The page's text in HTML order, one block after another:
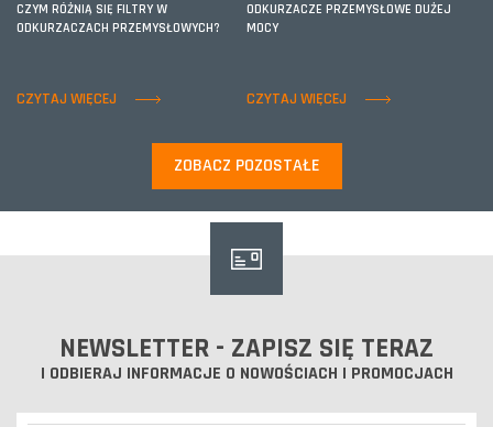
CZYM RÓŻNIĄ SIĘ FILTRY W
ODKURZACZACH PRZEMYSŁOWYCH?
CZYTAJ WIĘCEJ
ODKURZACZE PRZEMYSŁOWE DUŻEJ
MOCY
CZYTAJ WIĘCEJ
ZOBACZ POZOSTAŁE
NEWSLETTER - ZAPISZ SIĘ TERAZ
I ODBIERAJ INFORMACJE O NOWOŚCIACH I PROMOCJACH